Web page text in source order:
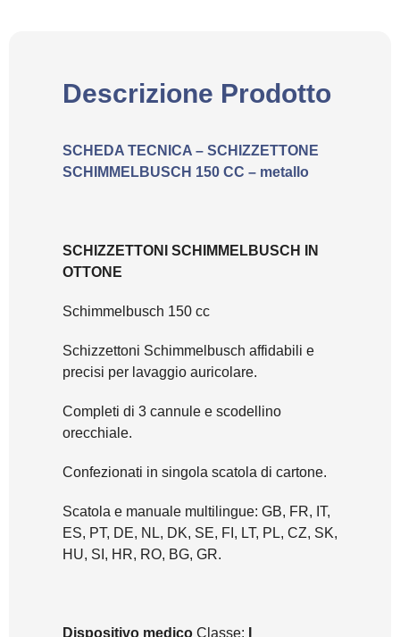
Descrizione Prodotto
SCHEDA TECNICA – SCHIZZETTONE
SCHIMMELBUSCH 150 CC – metallo
SCHIZZETTONI SCHIMMELBUSCH IN
OTTONE
Schimmelbusch 150 cc
Schizzettoni Schimmelbusch affidabili e
precisi per lavaggio auricolare.
Completi di 3 cannule e scodellino
orecchiale.
Confezionati in singola scatola di cartone.
Scatola e manuale multilingue: GB, FR, IT,
ES, PT, DE, NL, DK, SE, FI, LT, PL, CZ, SK,
HU, SI, HR, RO, BG, GR.
Dispositivo medico Classe: